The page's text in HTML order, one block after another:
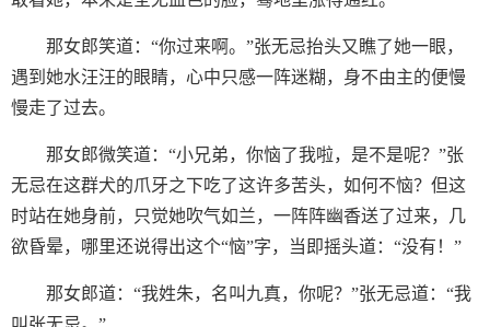
那女郎笑道：“你过来啊。”张无忌抬头又瞧了她一眼，
遇到她水汪汪的眼睛，心中只感一阵迷糊，身不由主的便慢
慢走了过去。
那女郎微笑道：“小兄弟，你恼了我啦，是不是呢？”张
无忌在这群犬的爪牙之下吃了这许多苦头，如何不恼？但这
时站在她身前，只觉她吹气如兰，一阵阵幽香送了过来，几
欲昏晕，哪里还说得出这个“恼”字，当即摇头道：“没有！”
那女郎道：“我姓朱，名叫九真，你呢？”张无忌道：“我